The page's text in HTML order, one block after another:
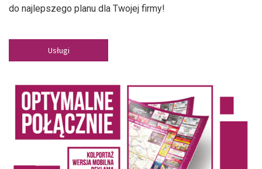
do najlepszego planu dla Twojej firmy!
Usługi